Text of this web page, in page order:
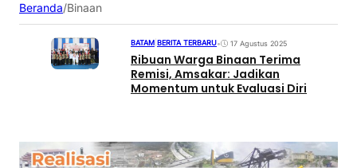
Beranda/Binaan
BATAM BERITA TERBARU• 17 Agustus 2025
Ribuan Warga Binaan Terima
Remisi, Amsakar: Jadikan
Momentum untuk Evaluasi Diri